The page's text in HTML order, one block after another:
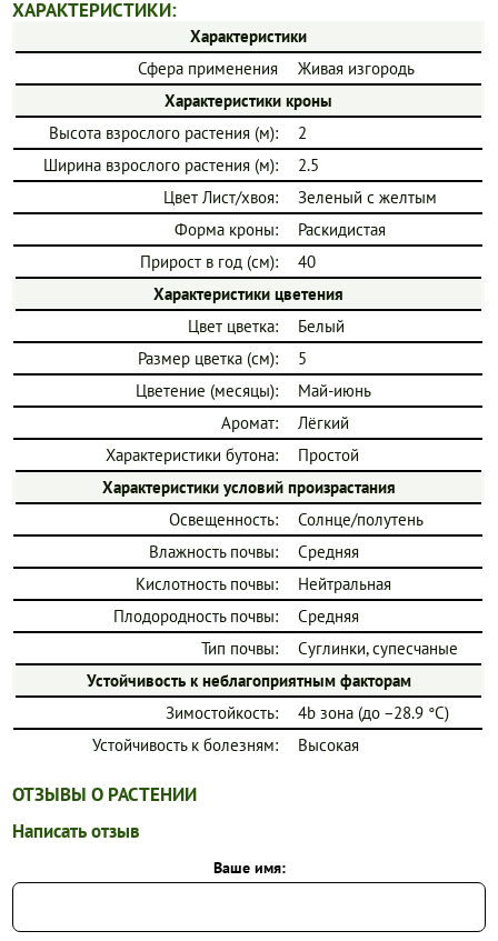
ХАРАКТЕРИСТИКИ:
Характеристики
Сфера применения
Живая изгородь
Характеристики кроны
Высота взрослого растения (м):
2
Ширина взрослого растения (м):
2.5
Цвет Лист/хвоя:
Зеленый с желтым
Форма кроны:
Раскидистая
Прирост в год (см):
40
Характеристики цветения
Цвет цветка:
Белый
Размер цветка (см):
5
Цветение (месяцы):
Май-июнь
Аромат:
Лёгкий
Характеристики бутона:
Простой
Характеристики условий произрастания
Освещенность:
Солнце/полутень
Влажность почвы:
Средняя
Кислотность почвы:
Нейтральная
Плодородность почвы:
Средняя
Тип почвы:
Суглинки, супесчаные
Устойчивость к неблагоприятным факторам
Зимостойкость:
4b зона (до −28.9 °C)
Устойчивость к болезням:
Высокая
ОТЗЫВЫ О РАСТЕНИИ
Написать отзыв
Ваше имя: